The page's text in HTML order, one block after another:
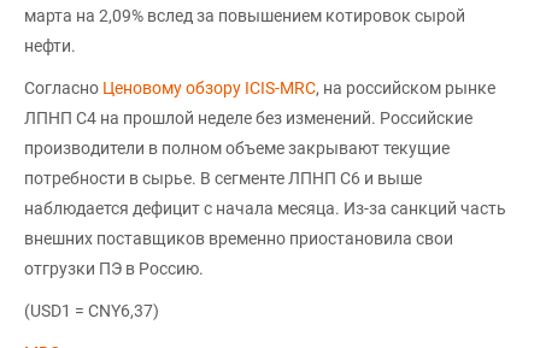
марта на 2,09% вслед за повышением котировок сырой
нефти.
Согласно Ценовому обзору ICIS-MRC, на российском рынке
ЛПНП С4 на прошлой неделе без изменений. Российские
производители в полном объеме закрывают текущие
потребности в сырье. В сегменте ЛПНП С6 и выше
наблюдается дефицит с начала месяца. Из-за санкций часть
внешних поставщиков временно приостановила свои
отгрузки ПЭ в Россию.
(USD1 = CNY6,37)